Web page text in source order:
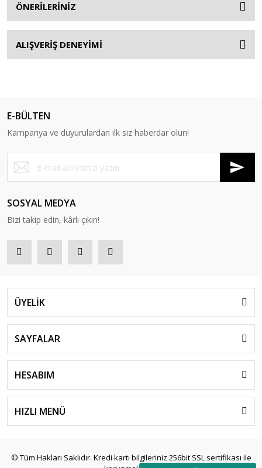
ÖNERİLERİNİZ
ALIŞVERİŞ DENEYİMİ
E-BÜLTEN
Kampanya ve duyurulardan ilk siz haberdar olun!
SOSYAL MEDYA
Bizi takip edin, kârlı çıkın!
ÜYELİK
SAYFALAR
HESABIM
HIZLI MENÜ
© Tüm Hakları Saklıdır. Kredi kartı bilgileriniz 256bit SSL sertifikası ile